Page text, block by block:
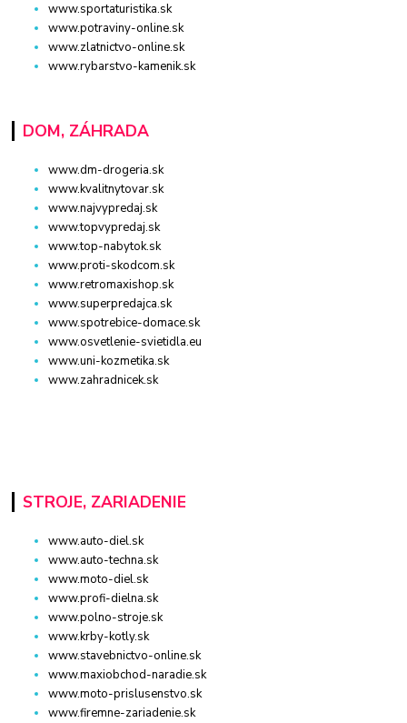
www.sportaturistika.sk
www.potraviny-online.sk
www.zlatnictvo-online.sk
www.rybarstvo-kamenik.sk
DOM, ZÁHRADA
www.dm-drogeria.sk
www.kvalitnytovar.sk
www.najvypredaj.sk
www.topvypredaj.sk
www.top-nabytok.sk
www.proti-skodcom.sk
www.retromaxishop.sk
www.superpredajca.sk
www.spotrebice-domace.sk
www.osvetlenie-svietidla.eu
www.uni-kozmetika.sk
www.zahradnicek.sk
STROJE, ZARIADENIE
www.auto-diel.sk
www.auto-techna.sk
www.moto-diel.sk
www.profi-dielna.sk
www.polno-stroje.sk
www.krby-kotly.sk
www.stavebnictvo-online.sk
www.maxiobchod-naradie.sk
www.moto-prislusenstvo.sk
www.firemne-zariadenie.sk